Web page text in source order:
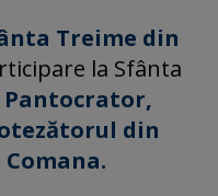
Treime din
la Sfânta
din